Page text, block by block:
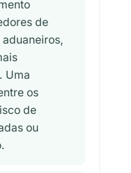
de
Uma
os
de
ou